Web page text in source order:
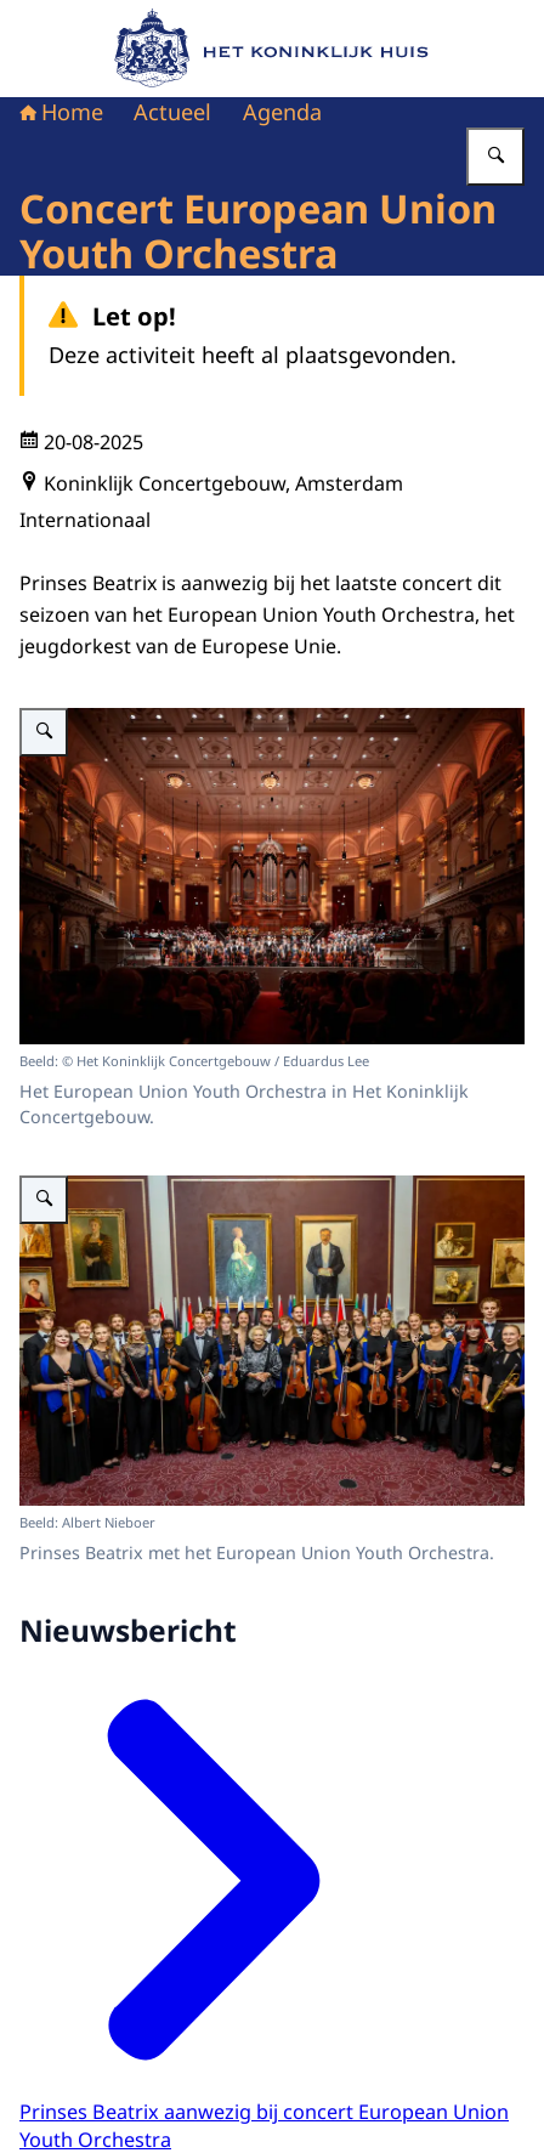
Naar de homepage van Het Koninklijk Huis
Home Actueel Agenda
Concert European Union
Youth Orchestra
Let op!
Deze activiteit heeft al plaatsgevonden.
20-08-2025
Koninklijk Concertgebouw, Amsterdam
Internationaal
Prinses Beatrix is aanwezig bij het laatste concert dit
seizoen van het European Union Youth Orchestra, het
jeugdorkest van de Europese Unie.
Vergroot afbeelding Prinses Beatrix aanwezig bij concert European Union
Beeld: © Het Koninklijk Concertgebouw / Eduardus Lee
Het European Union Youth Orchestra in Het Koninklijk
Concertgebouw.
Vergroot afbeelding Prinses Beatrix aanwezig bij concert European Union
Beeld: Albert Nieboer
Prinses Beatrix met het European Union Youth Orchestra.
Nieuwsbericht
Prinses Beatrix aanwezig bij concert European Union
Youth Orchestra